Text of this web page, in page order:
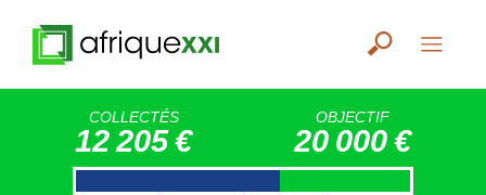
COLLECTÉS
12 205 €
OBJECTIF
20 000 €